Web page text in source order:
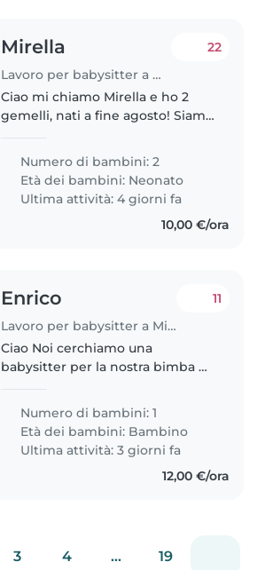
Mirella
Lavoro per babysitter a Milano
22
Ciao mi chiamo Mirella e ho 2
gemelli, nati a fine agosto! Siamo
in zona Forlanini (fermata
Repetti M blu) vicino Linate. Vi
chiedo di verificare..
Numero di bambini: 2
Età dei bambini: Neonato
Ultima attività: 4 giorni fa
10,00 €/ora
Enrico
Lavoro per babysitter a Milano
11
Ciao Noi cerchiamo una
babysitter per la nostra bimba di
il giorno quando la bimba sta
poco bene che dovrebbe
rimanere..
Numero di bambini: 1
Età dei bambini: Bambino
Ultima attività: 3 giorni fa
12,00 €/ora
3 4 ... 19